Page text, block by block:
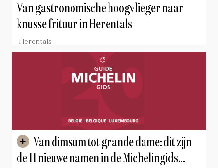
Van gastronomische hoogvlieger naar
knusse frituur in Herentals
Herentals
de 11 nieuwe namen in de Michelingids